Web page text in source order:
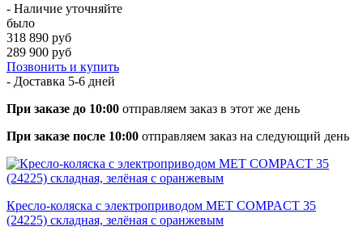
- Наличие уточняйте
было
318 890 руб
289 900 руб
Позвонить и купить
- Доставка 5-6 дней
При заказе до 10:00 отправляем заказ в этот же день
При заказе после 10:00 отправляем заказ на следующий день
Кресло-коляска с электроприводом MET COMPACT 35
(24225) складная, зелёная с оранжевым